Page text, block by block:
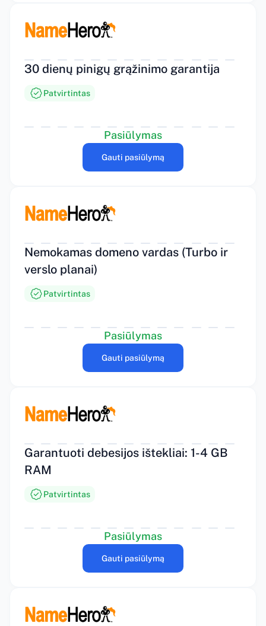
30 dienų pinigų grąžinimo garantija
Patvirtintas
Pasiūlymas
Gauti pasiūlymą
Nemokamas domeno vardas (Turbo ir
verslo planai)
Patvirtintas
Pasiūlymas
Gauti pasiūlymą
Garantuoti debesijos ištekliai: 1-4 GB
RAM
Patvirtintas
Pasiūlymas
Gauti pasiūlymą